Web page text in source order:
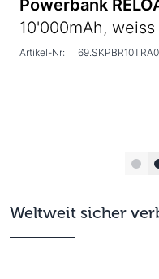
Powerbank
10'000mAh, weiss
Artikel-Nr:
Weltweit sicher